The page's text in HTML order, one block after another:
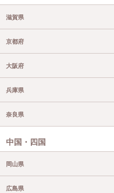
滋賀県
京都府
大阪府
兵庫県
奈良県
中国・四国
岡山県
広島県